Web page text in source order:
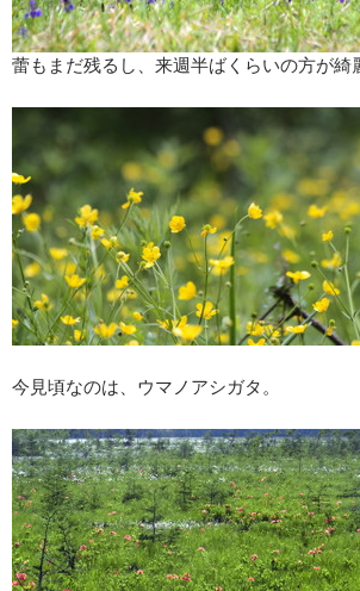
蕾もまだ残るし、来週半ばくらいの方が綺
今見頃なのは、ウマノアシガタ。